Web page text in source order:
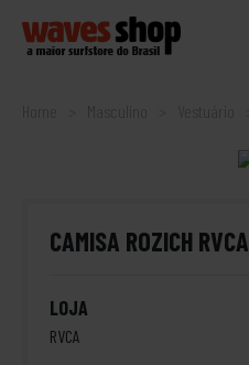
Home
CAMISA ROZICH RVCA
LOJA
RVCA